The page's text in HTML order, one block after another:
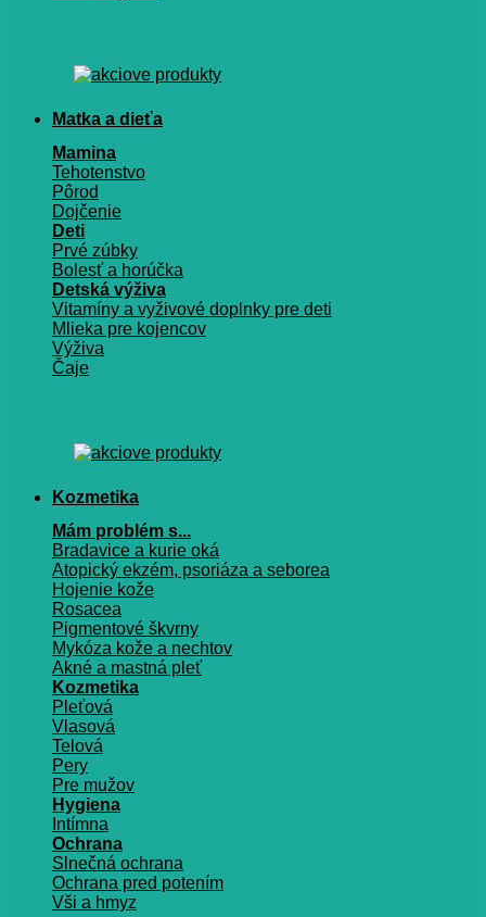
Matka a dieťa
Mamina
Tehotenstvo
Pôrod
Dojčenie
Deti
Prvé zúbky
Bolesť a horúčka
Detská výživa
Vitamíny a vyživové doplnky pre deti
Mlieka pre kojencov
Výživa
Čaje
Kozmetika
Mám problém s...
Bradavice a kurie oká
Atopický ekzém, psoriáza a seborea
Hojenie kože
Rosacea
Pigmentové škvrny
Mykóza kože a nechtov
Akné a mastná pleť
Kozmetika
Pleťová
Vlasová
Telová
Pery
Pre mužov
Hygiena
Intímna
Ochrana
Slnečná ochrana
Ochrana pred potením
Vši a hmyz